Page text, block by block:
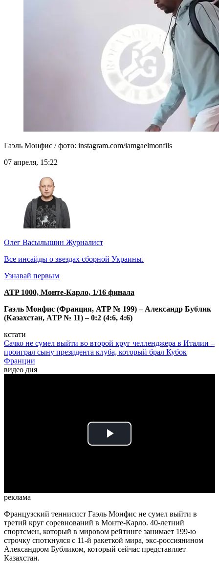
Гаэль Монфис / фото: instagram.com/iamgaelmonfils
07 апреля, 15:22
Олег Васылышин Журналист
Все инсайды о звездах сборной Украины.
Узнавай первым
ATP 1000, Монте-Карло, 1/16 финала
Гаэль Монфис (Франция, ATP № 199) – Александр Бублик
(Казахстан, ATP № 11) – 0:2 (4:6, 4:6)
кстати
Сачко не сумел выйти во второй круг челленджера в Италии –
проиграл сыну президента клуба, который брал Кубок
Франции
видео дня
Play
реклама
Французский теннисист Гаэль Монфис не сумел выйти в
третий круг соревнований в Монте-Карло. 40-летний
спортсмен, который в мировом рейтинге занимает 199-ю
строчку споткнулся с 11-й ракеткой мира, экс-россиянином
Александром Бубликом, который сейчас представляет
Казахстан.